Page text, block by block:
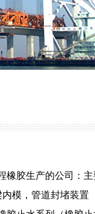
胶生产的公司：
模，管道封堵装置